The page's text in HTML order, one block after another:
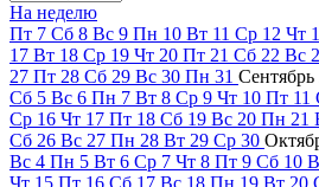
На неделю
Пт 7 Сб 8 Вс 9 Пн 10 Вт 11 Ср 12 Чт
17 Вт 18 Ср 19 Чт 20 Пт 21 Сб 22 Вс
27 Пт 28 Сб 29 Вс 30 Пн 31 Сентябрь
Сб 5 Вс 6 Пн 7 Вт 8 Ср 9 Чт 10 Пт 11
Ср 16 Чт 17 Пт 18 Сб 19 Вс 20 Пн 21
Сб 26 Вс 27 Пн 28 Вт 29 Ср 30
Вс 4 Пн 5 Вт 6 Ср 7 Чт 8 Пт 9 Сб 10
Чт 15 Пт 16 Сб 17 Вс 18 Пн 19 Вт 20